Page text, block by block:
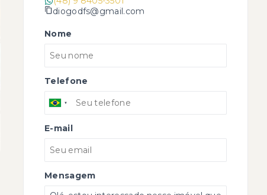
diogodfs@gmail.com
Nome
Telefone
E-mail
Mensagem